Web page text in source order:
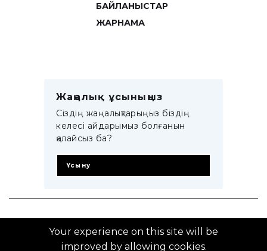
БАЙЛАНЫСТАР
ЖАРНАМА
Жаңалық ұсыныңыз
Сіздің жаңалықтарыңыз біздің
келесі айдарымыз болғанын
қалайсыз ба?
Ұсыну
© 2014–2025 ZTB.KZ
Your experience on this site will be
improved by allowing cookies.